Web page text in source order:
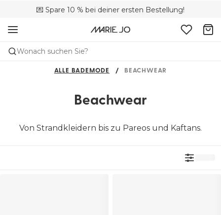
💌 Spare 10 % bei deiner ersten Bestellung!
🚚 Kostenloser Versand bei Bestellungen über CHF 150
📦 Kostenlose Rücksendungen
Wonach suchen Sie?
ALLE BADEMODE BEACHWEAR
Beachwear
Von Strandkleidern bis zu Pareos und Kaftans.